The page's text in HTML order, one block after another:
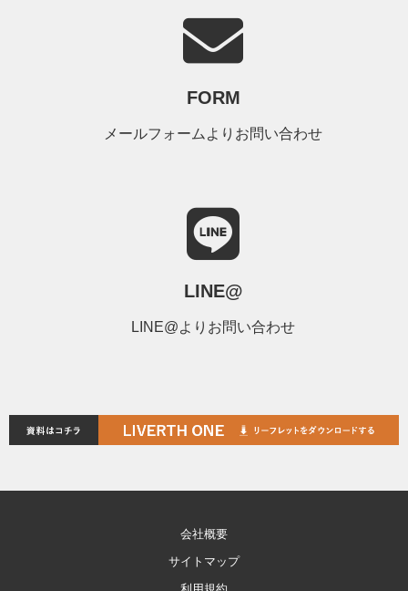
FORM
メールフォームよりお問い合わせ
LINE@
LINE@よりお問い合わせ
会社概要
サイトマップ